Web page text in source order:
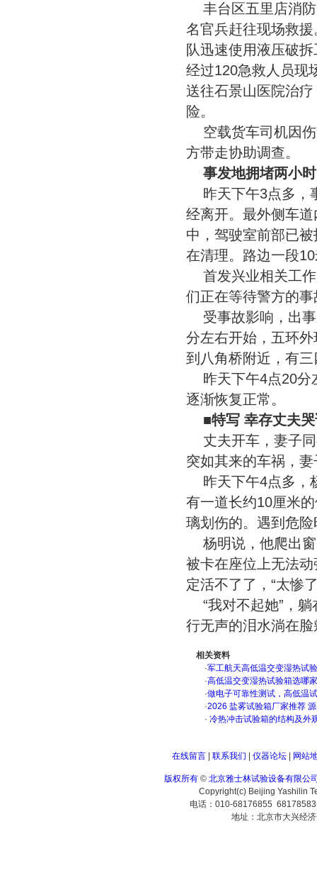
丰台区五里店消
名官兵赶往现场救
队迅速使用液压破
经过120急救人员现
送往石景山医院治
险。
空载货车司机因
方带走协助调查。
事发地拥堵两小时
昨天下午3点多，
经离开。最外侧车
中，驾驶室前部已
在清理。路边一段
首发兴业相关工
们正在等待警方的
受事故影响，出
分左右开始，五环
到八角桥附近，有
昨天下午4点20
逐渐恢复正常。
■特写 幸存丈夫
丈夫开车，妻子
突如其来的车祸，
昨天下午4点多，
有一道长约10厘米
璃划伤的。遇到危
杨明说，他爬出
被卡在座位上无法
定活不了了，“太惨
“我对不起她”，
行无声的泪水淌在
相关资料
·军工航天高低温交变湿热试
·高低温交变湿热试验箱选哪
·做电子可靠性测试，高低温
·2026 盐雾试验箱厂家推荐
· 冷热冲击试验箱的结构及外
在线留言| 联系我们 仪器论坛| 网站
版权所有 © 北京雅士林试验设备有限公
Copyright(c) Beijing Yashilin
电话：010-68176855
地址：北京市大兴经